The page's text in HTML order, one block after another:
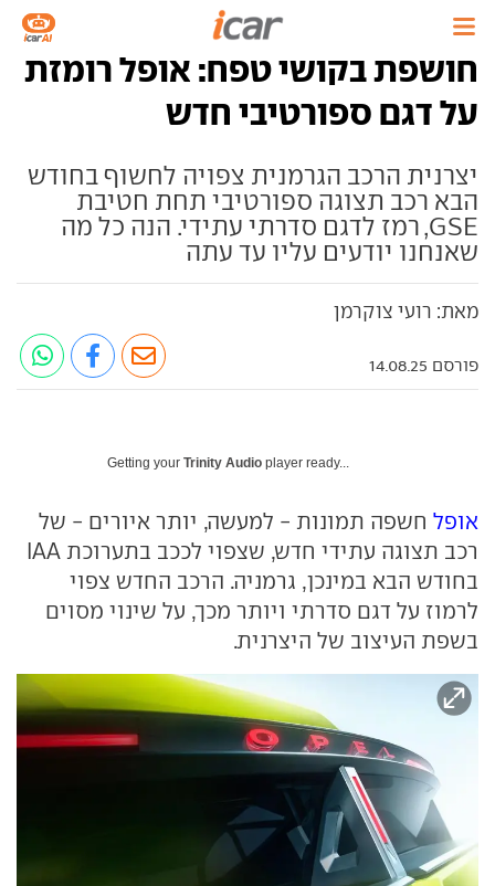
חושפת בקושי טפח: אופל רומזת
על דגם ספורטיבי חדש
יצרנית הרכב הגרמנית צפויה לחשוף בחודש
הבא רכב תצוגה ספורטיבי תחת חטיבת
GSE, רמז לדגם סדרתי עתידי. הנה כל מה
שאנחנו יודעים עליו עד עתה
מאת: רועי צוקרמן
פורסם 14.08.25
Getting your Trinity Audio player ready...
אופל חשפה תמונות - למעשה, יותר איורים - של
רכב תצוגה עתידי חדש, שצפוי לככב בתערוכת IAA
בחודש הבא במינכן, גרמניה. הרכב החדש צפוי
לרמוז על דגם סדרתי ויותר מכך, על שינוי מסוים
בשפת העיצוב של היצרנית.